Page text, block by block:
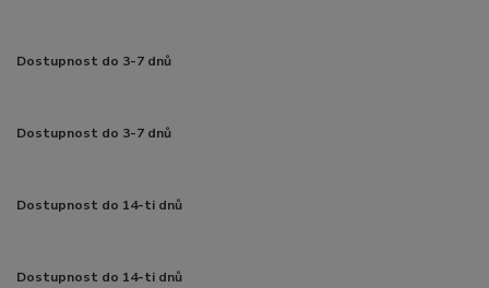
Dostupnost do 3-7 dnů
Dostupnost do 3-7 dnů
Dostupnost do 14-ti dnů
Dostupnost do 14-ti dnů